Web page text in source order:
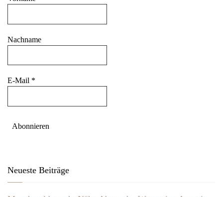
Nachname
E-Mail *
Neueste Beiträge